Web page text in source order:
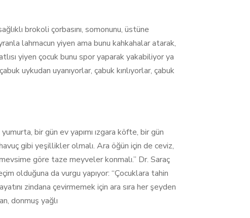
brokoli çorbasını, somonunu, üstüne
lahmacun yiyen ama bunu kahkahalar atarak,
yiyen çocuk bunu spor yaparak yakabiliyor ya
uykudan uyanıyorlar, çabuk kırılıyorlar, çabuk
bir gün ev yapımı ızgara köfte, bir gün
gibi yeşillikler olmalı. Ara öğün için de ceviz,
göre taze meyveler konmalı.” Dr. Saraç
olduğuna da vurgu yapıyor: “Çocuklara tahin
zindana çevirmemek için ara sıra her şeyden
donmuş yağlı